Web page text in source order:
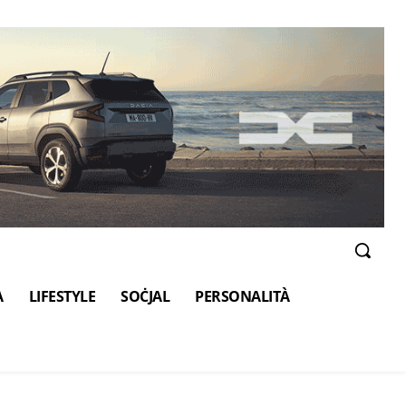
LIFESTYLE SOĊJAL PERSONALITÀ